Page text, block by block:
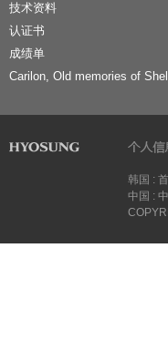
技术资料
认证书
成绩单
Carilon, Old memories of Shell
韩国 :
中国 :